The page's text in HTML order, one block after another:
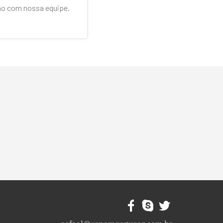
com nossa equipe.